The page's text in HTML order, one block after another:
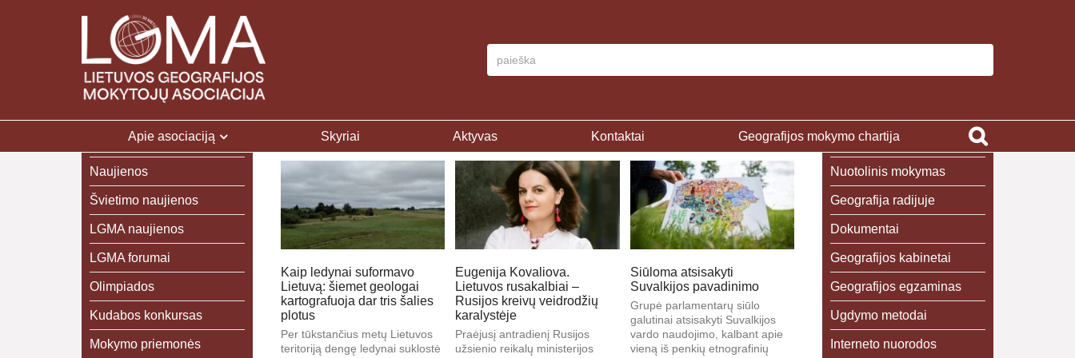
Apie asociaciją Skyriai Aktyvas Kontaktai Geografijos mokymo chartija
Kaip ledynai suformavo
Lietuvą: šiemet geologai
kartografuoja dar tris šalies
plotus
Per tūkstančius metų Lietuvos
teritoriją dengę ledynai suklostė
Eugenija Kovaliova.
Lietuvos rusakalbiai –
Rusijos kreivų veidrodžių
karalystėje
Praėjusį antradienį Rusijos
užsienio reikalų ministerijos
Siūloma atsisakyti
Suvalkijos pavadinimo
Grupė parlamentarų siūlo
galutinai atsisakyti Suvalkijos
vardo naudojimo, kalbant apie
vieną iš penkių etnografinių
Naujienos
Švietimo naujienos
LGMA naujienos
LGMA forumai
Olimpiados
Kudabos konkursas
Mokymo priemonės
Nuotolinis mokymas
Geografija radijuje
Dokumentai
Geografijos kabinetai
Geografijos egzaminas
Ugdymo metodai
Interneto nuorodos